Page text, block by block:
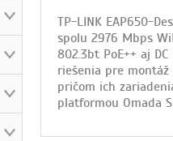
TP-LINK EAP650-
spolu 2976 Mbps
802.3bt PoE++ aj
riešenia pre
pričom ich
platformou Omada